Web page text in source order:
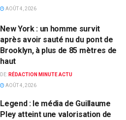
AOÛT 4, 2026
New York : un homme survit
après avoir sauté nu du pont de
Brooklyn, à plus de 85 mètres de
haut
DE: RÉDACTION MINUTE ACTU
AOÛT 4, 2026
Legend : le média de Guillaume
Pley atteint une valorisation de